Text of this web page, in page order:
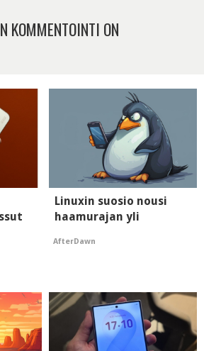
KOMMENTOINTI ON
Linuxin suosio nousi
haamurajan yli
AfterDawn